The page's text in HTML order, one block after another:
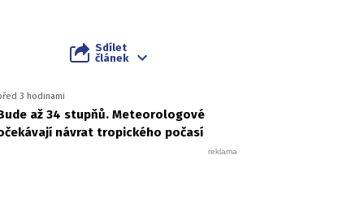
Sdílet
článek
3 hodinami
až 34 stupňů. Meteorologové
návrat tropického počasí